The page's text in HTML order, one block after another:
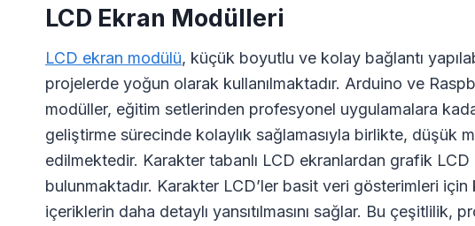
LCD Ekran Modülleri
LCD ekran modülü, küçük boyutlu ve kolay bağlantı
projelerde yoğun olarak kullanılmaktadır. Arduino ve
modüller, eğitim setlerinden profesyonel uygulamalara
geliştirme sürecinde kolaylık sağlamasıyla birlikte, düşük
edilmektedir. Karakter tabanlı LCD ekranlardan grafik
bulunmaktadır. Karakter LCD’ler basit veri gösterimleri
içeriklerin daha detaylı yansıtılmasını sağlar. Bu çeşitlilik,